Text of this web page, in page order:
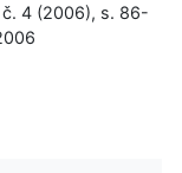
č. 4 (2006), s. 86-